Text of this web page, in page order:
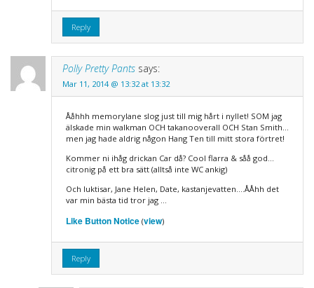
Reply
Polly Pretty Pants says:
Mar 11, 2014 @ 13:32 at 13:32
Ååhhh memorylane slog just till mig hårt i nyllet! SOM jag
älskade min walkman OCH takanooverall OCH Stan Smith…
men jag hade aldrig någon Hang Ten till mitt stora förtret!
Kommer ni ihåg drickan Car då? Cool flarra & såå god…
citronig på ett bra sätt (alltså inte WC ankig)
Och luktisar, Jane Helen, Date, kastanjevatten….ÅÅhh det
var min bästa tid tror jag …
Like Button Notice(view)
Reply